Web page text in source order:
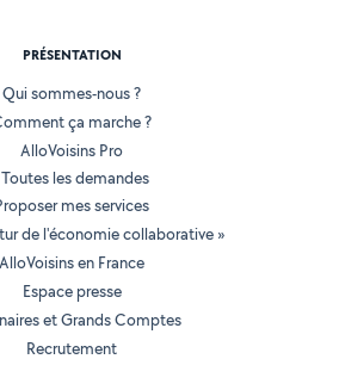
PRÉSENTATION
Qui sommes-nous ?
ça marche ?
AlloVoisins Pro
Toutes les demandes
mes services
de l'économie collaborative »
AlloVoisins en France
Espace presse
et Grands Comptes
Recrutement